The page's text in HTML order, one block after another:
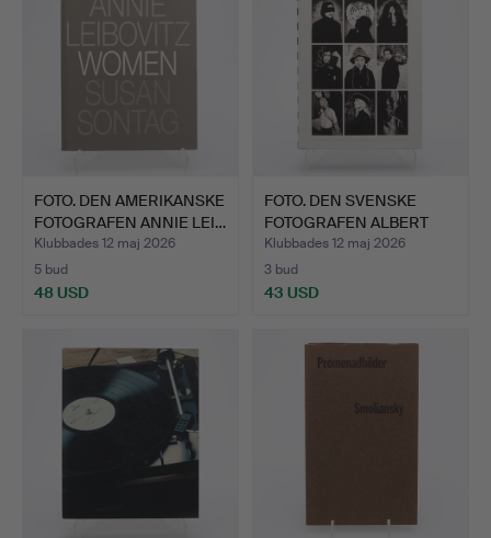
FOTO. DEN AMERIKANSKE
FOTOGRAFEN ANNIE LEI…
Klubbades 12 maj 2026
5 bud
48 USD
FOTO. DEN SVENSKE
FOTOGRAFEN ALBERT
WIKING…
Klubbades 12 maj 2026
3 bud
43 USD